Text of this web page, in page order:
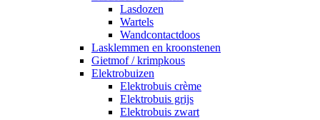
Lasdozen
Wartels
Wandcontactdoos
Lasklemmen en kroonstenen
Gietmof / krimpkous
Elektrobuizen
Elektrobuis crème
Elektrobuis grijs
Elektrobuis zwart